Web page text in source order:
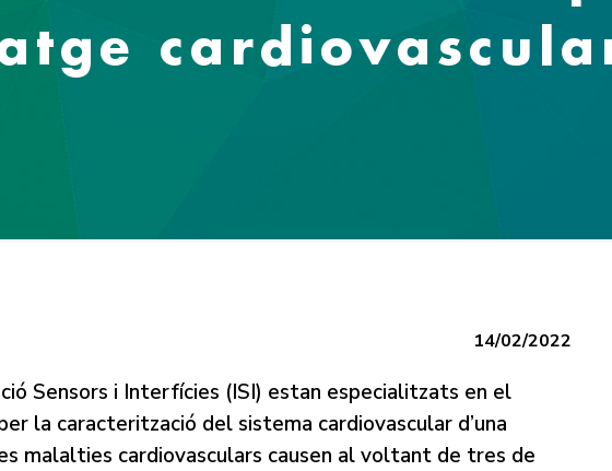
14/02/2022
Sensors i Interfícies (ISI) estan especialitzats en el
la caracterització del sistema cardiovascular d’una
malalties cardiovasculars causen al voltant de tres de